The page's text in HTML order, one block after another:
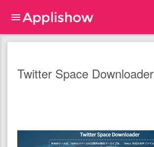
Twitter Space Downloader